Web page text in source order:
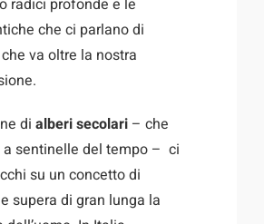
radici profonde e le
che ci parlano di
che va oltre la nostra
dialberi secolari – che
a sentinelle del tempo – ci
su un concetto di
supera di gran lunga la